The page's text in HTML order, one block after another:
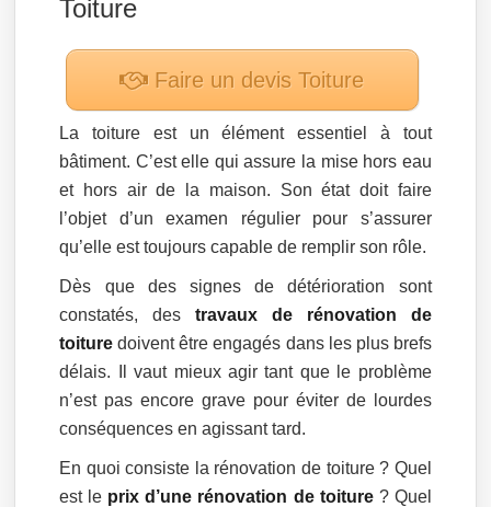
Toiture
Faire un devisToiture
La toiture est un élément essentiel à tout
bâtiment. C’est elle qui assure la mise hors eau
et hors air de la maison. Son état doit faire
l’objet d’un examen régulier pour s’assurer
qu’elle est toujours capable de remplir son rôle.
Dès que des signes de détérioration sont
constatés, destravaux de rénovation de
toiture doivent être engagés dans les plus brefs
délais. Il vaut mieux agir tant que le problème
n’est pas encore grave pour éviter de lourdes
conséquences en agissant tard.
En quoi consiste la rénovation de toiture ? Quel
est le prix d’une rénovation de toiture? Quel